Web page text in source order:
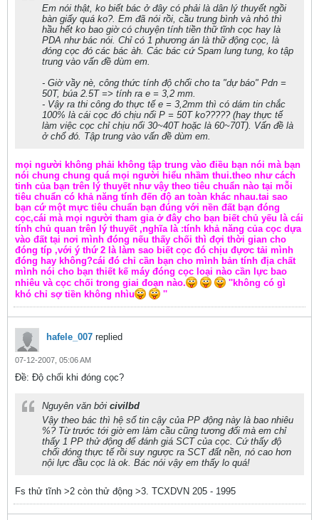
Em nói thật, ko biết bác ở đây có phải là dân lý thuyết ngồi
bàn giấy quá ko?. Em đã nói rồi, cầu trung bình và nhỏ thì
hầu hết ko bao giờ có chuyện tính tiền thữ tĩnh cọc hay là
PDA như bác nói. Chỉ có 1 phương án là thữ động cọc, là
đóng cọc đó các bác àh. Các bác cứ Spam lung tung, ko tập
trung vào vấn đề dùm em.
- Giờ vầy nè, công thức tính độ chối cho ta "dự báo" Pdn =
50T, búa 2.5T => tính ra e = 3,2 mm.
- Vậy ra thi công đo thực tế e = 3,2mm thì có dám tin chắc
100% là cái cọc đó chịu nổi P = 50T ko????? (hay thực tế
làm việc cọc chỉ chịu nổi 30~40T hoặc là 60~70T). Vấn đề là
ở chổ đó. Tập trung vào vấn đề dùm em.
mọi người không phải không tập trung vào điều bạn nói mà bạn
nói chung chung quá mọi người hiểu nhầm thui.theo như cách
tinh của bạn trên lý thuyết như vậy theo tiêu chuẩn nào tại mỗi
tiêu chuẩn có khả năng tính đến độ an toàn khác nhau.tai sao
bạn cứ một mực tiêu chuẩn bạn đúng với nền đất bạn đóng
cọc,cái mà mọi người tham gia ở đây cho bạn biết chủ yếu là cái
tính chủ quan trên lý thuyết ,nghĩa là :tính khả năng của cọc dựa
vào đất tại nơi mình đóng nếu thấy chối thì đợi thời gian cho
đóng típ ,với ý thứ 2 là làm sao biết cọc đó chịu đựơc tải mình
đóng hay không?cái đó chỉ cần bạn cho mình bản tính địa chất
mình nói cho bạn thiết kế máy đóng cọc loại nào cần lực bao
nhiêu và cọc chối trong giai đoạn nào.
''không có gì
khó chỉ sợ tiền không nhìu
''
hafele_007 replied
07-12-2007, 05:06 AM
Ðề: Độ chối khi đóng cọc?
Nguyên văn bởi civilbd
Vậy theo bác thì hệ số tin cậy của PP động này là bao nhiêu
%? Từ trước tới giờ em làm cầu cũng tương đối mà em chỉ
thấy 1 PP thử động để đánh giá SCT của cọc. Cứ thấy độ
chối đóng thực tế rồi suy ngược ra SCT đất nền, nó cao hơn
nội lực đầu cọc là ok. Bác nói vậy em thấy lo quá!
Fs thử tĩnh >2 còn thử động >3. TCXDVN 205 - 1995